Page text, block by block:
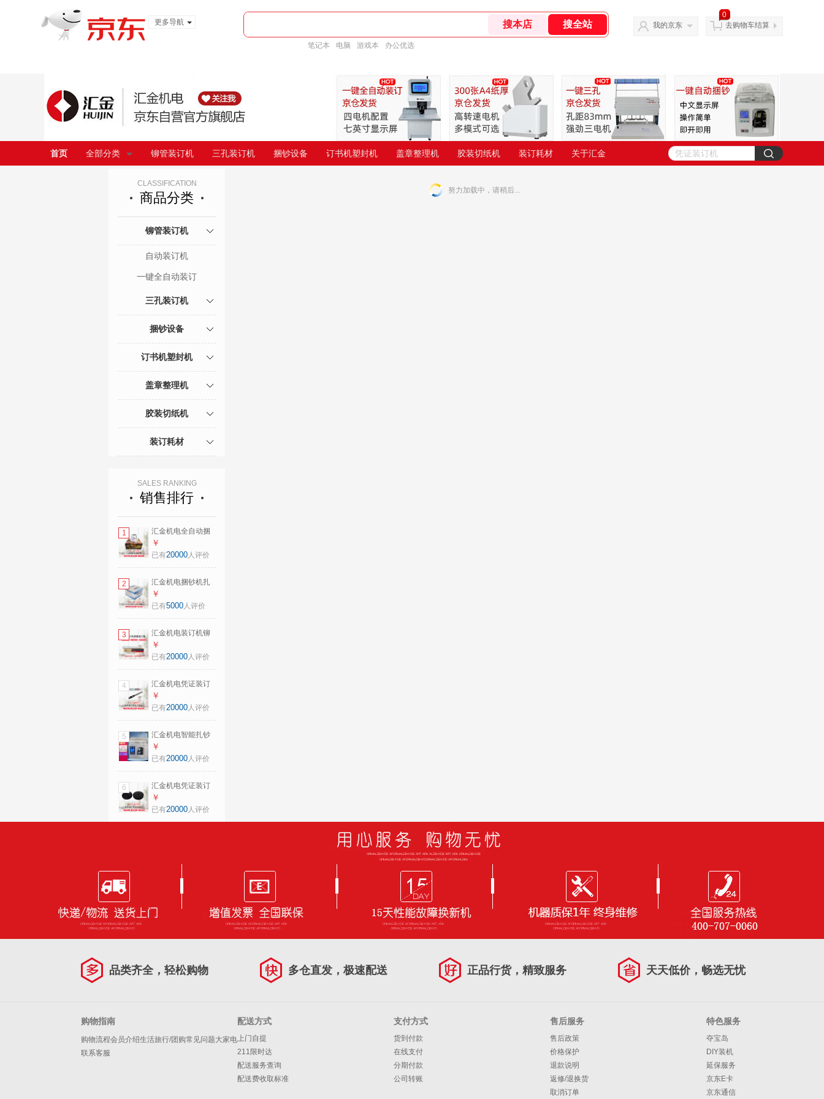
更多导航
笔记本 电脑 游戏本 办公优选
我的京东
0
去购物车结算
首页 全部分类 铆管装订机 三孔装订机 捆钞设备 订书机塑封机 盖章整理机 胶装切纸机 装订耗材 关于汇金
CLASSIFICATION
商品分类
铆管装订机
自动装订机
一键全自动装订
三孔装订机
捆钞设备
订书机塑封机
盖章整理机
胶装切纸机
装订耗材
SALES RANKING
销售排行
1
汇金机电全自动捆
钞机捆钞带 塑料带
盘 捆钞机专用捆钞
￥
已有20000人评价
2
汇金机电捆钞机扎
把纸扎把机捆钞纸
捆钞带扎把机纸盘
￥
已有5000人评价
3
汇金机电装订机铆
管装订管通用胶管
打孔机尼龙管热熔
￥
已有20000人评价
4
汇金机电凭证装订
机钻头中空钻刀通
用打孔装订机空心
￥
已有20000人评价
5
汇金机电智能扎钞
机全自动扎钱机捆
钞机银行专用电动
机 汇金ZB-100
￥
已有20000人评价
6
汇金机电凭证装订
机垫片胶垫财务打
孔机刀垫导电橡胶
￥
已有20000人评价
努力加载中，请稍后...
品类齐全，轻松购物 多仓直发，极速配送 正品行货，精致服务 天天低价，畅选无忧
购物指南
购物流程会员介绍生活旅行/团购常见问题大家电
联系客服
配送方式
上门自提
211限时达
配送服务查询
配送费收取标准
支付方式
货到付款
在线支付
分期付款
公司转账
售后服务
售后政策
价格保护
退款说明
返修/退换货
取消订单
特色服务
夺宝岛
DIY装机
延保服务
京东E卡
京东通信